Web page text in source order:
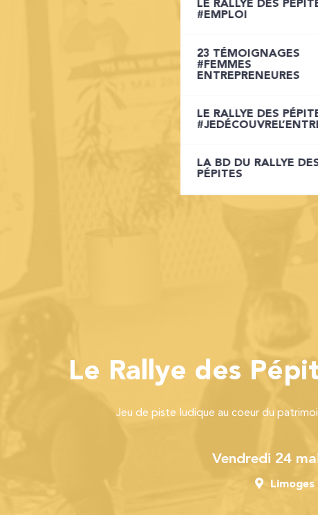
LE RALLYE DES
LE RALLYE DES
JOB DATING
LE RALLYE DES
ETUDIANTS
LA BD DU RALLYE DES
PÉPITES
LE RALLYE DES
#EMPLOI
23 TÉMOIGNAGES
#FEMMES
ENTREPRENEURES
LE RALLYE DES
LA BD DU RALLYE
PÉPITES
Le Rallye des
Jeu de piste ludique au coeur du
vendredi 24
Limoges